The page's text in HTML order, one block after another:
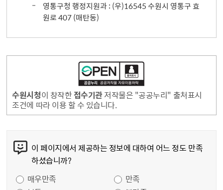
영통구청 행정지원과 : (우)16545 수원시 영통구 효
원로 407 (매탄동)
수원시청이 창작한접수기관저작물은 "공공누리" 출처표시
조건에 따라 이용 할 수 있습니다.
이 페이지에서 제공하는 정보에 대하여 어느 정도 만족
하셨습니까?
매우만족
만족